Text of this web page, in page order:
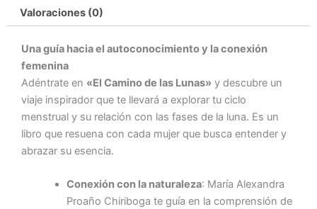
Valoraciones (0)
Una guía hacia el autoconocimiento y la conexión
femenina
Adéntrate en «El Camino de las Lunas» y descubre un
viaje inspirador que te llevará a explorar tu ciclo
menstrual y su relación con las fases de la luna. Es un
libro que resuena con cada mujer que busca entender y
abrazar su esencia.
Conexión con la naturaleza: María Alexandra
Proaño Chiriboga te guía en la comprensión de